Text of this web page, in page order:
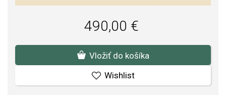
490,00 €
Vložiť do košíka
Wishlist